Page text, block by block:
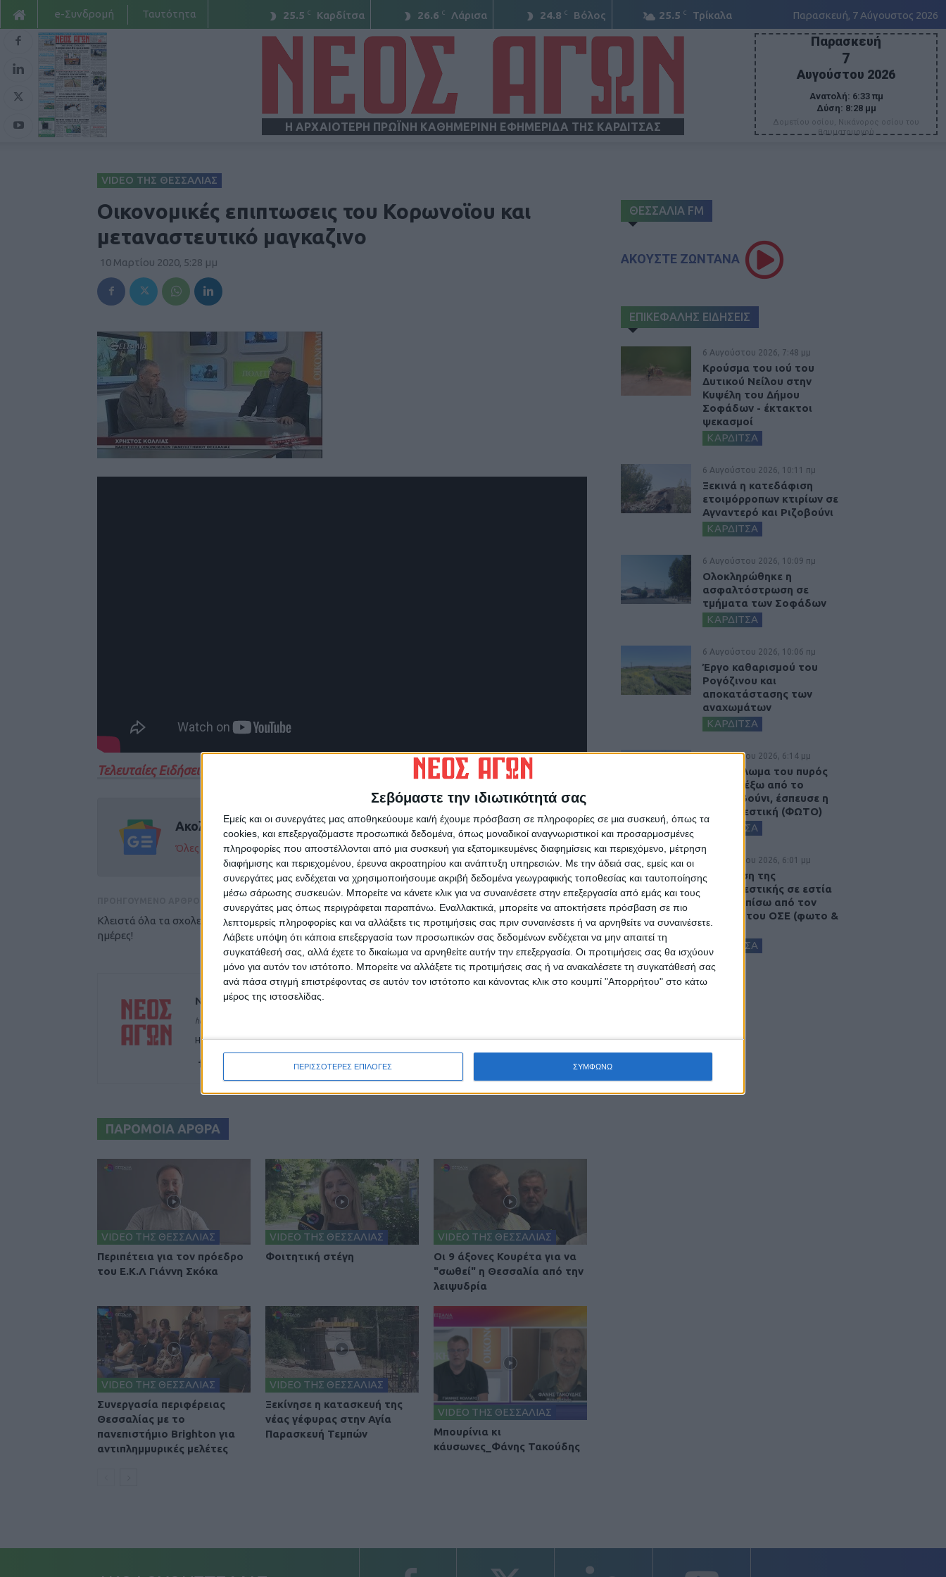
Σεβόμαστε την ιδιωτικότητά σας
Εμείς και οι συνεργάτες μας αποθηκεύουμε και/ή έχουμε πρόσβαση σε πληροφορίες σε μια συσκευή, όπως τα
cookies, και επεξεργαζόμαστε προσωπικά δεδομένα, όπως μοναδικοί αναγνωριστικοί και προσαρμοσμένες
πληροφορίες που αποστέλλονται από μια συσκευή για εξατομικευμένες διαφημίσεις και περιεχόμενο, μέτρηση
διαφήμισης και περιεχομένου, έρευνα ακροατηρίου και ανάπτυξη υπηρεσιών. Με την άδειά σας, εμείς και οι
συνεργάτες μας ενδέχεται να χρησιμοποιήσουμε ακριβή δεδομένα γεωγραφικής τοποθεσίας και ταυτοποίησης
μέσω σάρωσης συσκευών. Μπορείτε να κάνετε κλικ για να συναινέσετε στην επεξεργασία από εμάς και τους
συνεργάτες μας όπως περιγράφεται παραπάνω. Εναλλακτικά, μπορείτε να αποκτήσετε πρόσβαση σε πιο
λεπτομερείς πληροφορίες και να αλλάξετε τις προτιμήσεις σας πριν συναινέσετε ή να αρνηθείτε να συναινέσετε.
Λάβετε υπόψη ότι κάποια επεξεργασία των προσωπικών σας δεδομένων ενδέχεται να μην απαιτεί τη
συγκατάθεσή σας, αλλά έχετε το δικαίωμα να αρνηθείτε αυτήν την επεξεργασία. Οι προτιμήσεις σας θα ισχύουν
μόνο για αυτόν τον ιστότοπο. Μπορείτε να αλλάξετε τις προτιμήσεις σας ή να ανακαλέσετε τη συγκατάθεσή σας
ανά πάσα στιγμή επιστρέφοντας σε αυτόν τον ιστότοπο και κάνοντας κλικ στο κουμπί "Απορρήτου" στο κάτω
μέρος της ιστοσελίδας.
ΠΕΡΙΣΣΟΤΕΡΕΣ ΕΠΙΛΟΓΕΣ ΣΥΜΦΩΝΩ
25.5 C Καρδίτσα 26.6 C Λάρισα 24.8 C Βόλος 25.5 C Τρίκαλα Παρασκευή, 7 Αύγουστος 2026
e-Συνδρομή Ταυτότητα
Η ΑΡΧΑΙΟΤΕΡΗ ΠΡΩΪΝΗ ΚΑΘΗΜΕΡΙΝΗ ΕΦΗΜΕΡΙΔΑ ΤΗΣ ΚΑΡΔΙΤΣΑΣ
Παρασκευή
7
Αυγούστου 2026
Ανατολή: 6:33 πμ
Δύση: 8:28 μμ
Δομετίου οσίου, Νικάνορος οσίου του
θαυματουργού
VIDEO ΤΗΣ ΘΕΣΣΑΛΙΑΣ
Οικονομικές επιπτωσεις του Κορωνοϊου και
μεταναστευτικό μαγκαζινο
10 Μαρτίου 2020, 5:28 μμ
Τελευταίες Ειδήσεις Σήμερα
Ακολούθησε την εφημερίδα ΝΕΟΣ ΑΓΩΝ στο Google News!
Όλες οι εξελίξεις στην περιοχή της Καρδίτσας και ευρύτερα της Θεσσαλίας
Κλειστά όλα τα σχολεία της χώρας για 14
ημέρες!
ΕΠΟΜΕΝΟ ΑΡΘΡΟ
Στη Σέντρα 8 3 2020
ΝΕΟΣ ΑΓΩΝ
https://neosagon.gr
Η Αρχαιότερη Καθημερινή Πρωινή Εφημερίδα της Καρδίτσας
ΠΑΡΟΜΟΙΑ ΑΡΘΡΑ
VIDEO ΤΗΣ ΘΕΣΣΑΛΙΑΣ
Περιπέτεια για τον πρόεδρο
του Ε.Κ.Λ Γιάννη Σκόκα
VIDEO ΤΗΣ ΘΕΣΣΑΛΙΑΣ
Φοιτητική στέγη
VIDEO ΤΗΣ ΘΕΣΣΑΛΙΑΣ
Οι 9 άξονες Κουρέτα για να
"σωθεί" η Θεσσαλία από την
λειψυδρία
VIDEO ΤΗΣ ΘΕΣΣΑΛΙΑΣ
Συνεργασία περιφέρειας
Θεσσαλίας με το
πανεπιστήμιο Brighton για
αντιπλημμυρικές μελέτες
VIDEO ΤΗΣ ΘΕΣΣΑΛΙΑΣ
Ξεκίνησε η κατασκευή της
νέας γέφυρας στην Αγία
Παρασκευή Τεμπών
VIDEO ΤΗΣ ΘΕΣΣΑΛΙΑΣ
Μπουρίνια κι
κάυσωνες_Φάνης Τακούδης
ΘΕΣΣΑΛΙΑ FM
ΑΚΟΥΣΤΕ ΖΩΝΤΑΝΑ
ΕΠΙΚΕΦΑΛΗΣ ΕΙΔΗΣΕΙΣ
6 Αυγούστου 2026, 7:48 μμ
Κρούσμα του ιού του
Δυτικού Νείλου στην
Κυψέλη του Δήμου
Σοφάδων - έκτακτοι
ψεκασμοί
ΚΑΡΔΙΤΣΑ
6 Αυγούστου 2026, 10:11 πμ
Ξεκινά η κατεδάφιση
ετοιμόρροπων κτιρίων σε
Αγναντερό και Ριζοβούνι
ΚΑΡΔΙΤΣΑ
6 Αυγούστου 2026, 10:09 πμ
Ολοκληρώθηκε η
ασφαλτόστρωση σε
τμήματα των Σοφάδων
ΚΑΡΔΙΤΣΑ
6 Αυγούστου 2026, 10:06 πμ
Έργο καθαρισμού του
Ρογόζινου και
αποκατάστασης των
αναχωμάτων
ΚΑΡΔΙΤΣΑ
5 Αυγούστου 2026, 6:14 μμ
Παρανάλωμα του πυρός
έγινε ΙΧ έξω από το
Μορφοβούνι, έσπευσε η
Πυροσβεστική (ΦΩΤΟ)
ΚΑΡΔΙΤΣΑ
5 Αυγούστου 2026, 6:01 μμ
Επέμβαση της
Πυροσβεστικής σε εστία
φωτιάς πίσω από τον
σταθμό του ΟΣΕ (φωτο &
βιντεο)
ΚΑΡΔΙΤΣΑ